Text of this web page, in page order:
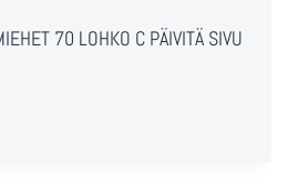
70 LOHKO C PÄIVITÄ SIVU